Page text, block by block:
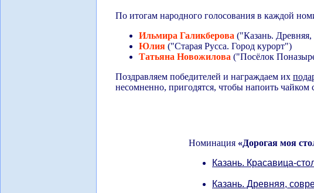
По итогам народного голосования в каждой
Ильмира Галикберова ("Казань.
Юлия ("Старая Русса. Город курорт")
Татьяна Новожилова ("Посёлок
Поздравляем победителей и награждаем их
несомненно, пригодятся, чтобы напоить чайком
Номинация «Дорогая моя
Казань. Красавица-
Казань. Древняя,